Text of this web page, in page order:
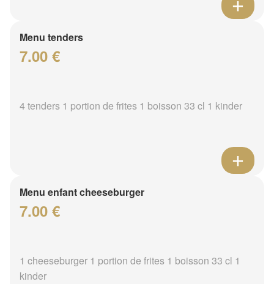
Menu tenders
7.00 €
4 tenders 1 portion de frites 1 boisson 33 cl 1 kinder
Menu enfant cheeseburger
7.00 €
1 cheeseburger 1 portion de frites 1 boisson 33 cl 1
kinder